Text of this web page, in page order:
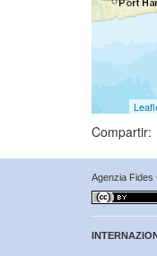
Compartir:
Agenzia Fides